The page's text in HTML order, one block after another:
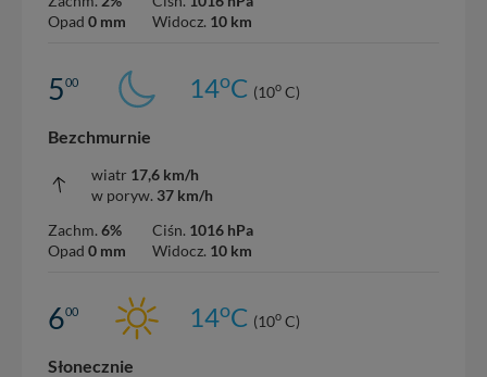
Opad 0 mm
Widocz. 10 km
500 14oC (10o C)
Bezchmurnie
wiatr 17,6 km/h
w poryw. 37 km/h
Zachm. 6%
Opad 0 mm
Ciśn. 1016 hPa
Widocz. 10 km
600 14oC (10o C)
Słonecznie